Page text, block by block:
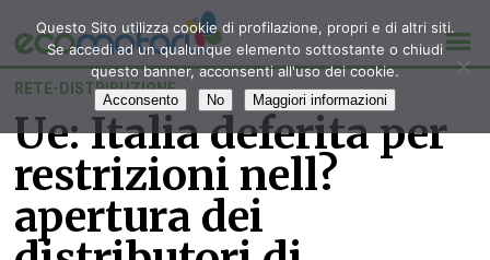
RETE-DISTRIBUZIONE
Ue: Italia deferita per
restrizioni nell?
apertura dei
Questo Sito utilizza cookie di profilazione, propri e di altri siti.
Se accedi ad un qualunque elemento sottostante o chiudi
questo banner, acconsenti all'uso dei cookie.
Acconsento No Maggiori informazioni